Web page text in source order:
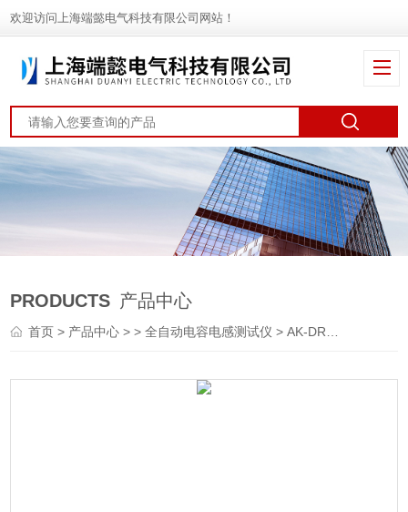
欢迎访问上海端懿电气科技有限公司网站！
PRODUCTS 产品中心
首页> 产品中心 > >全自动电容电感测试仪 > AK-DRG电容电感测试仪